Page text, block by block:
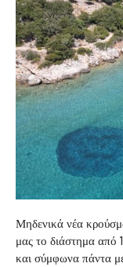
Μηδενικά νέα
μας το διάστημα από
και σύμφωνα πάντα